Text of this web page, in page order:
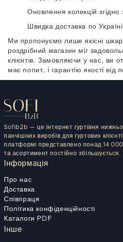
Оновлення колекцій
Швидка доставка по Україні
Ми пропонуємо лишеякісні
роздрібний магазин міг
клієнтів. Замовляючи у нас, ви
має попит, і гарантію якості від
Sofib2b — це інтернет гуртівня
панчішних виробів для гуртових
платформі представлено понад 14 000
та асортимент постійно збільшується.
Інформація
Про нас
Доставка
Співпраця
Політика конфіденційності
Каталоги PDF
Інше